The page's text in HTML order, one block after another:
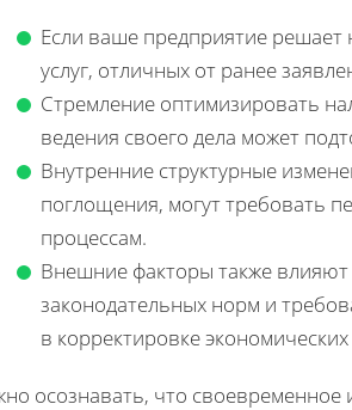
Если ваше предприятие
услуг, отличных от ранее
Стремление оптимизировать
ведения своего дела может
Внутренние структурные
поглощения, могут требовать
процессам.
Внешние факторы также
законодательных норм и
в корректировке
осознавать, что